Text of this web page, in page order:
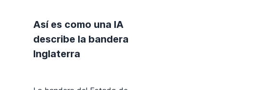
Así es como una IA
describe la bandera
Inglaterra